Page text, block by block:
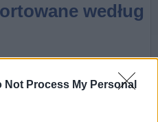
Not Process My Personal
według